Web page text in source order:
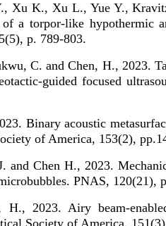
Xu K., Xu L., Yue Y.,
a torpor-like hypothermic
p. 789-803.
C. and Chen, H., 2023.
guided focused
Binary acoustic
of America, 153(2),
Chen H., 2023.
PNAS, 120(21),
2023. Airy beam-
Society of America,